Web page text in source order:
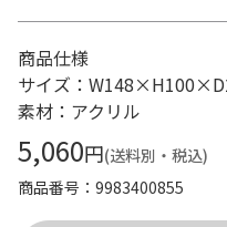
商品仕様
サイズ：
素材：アクリル
5,060円(送料別・税込)
商品番号
9983400855